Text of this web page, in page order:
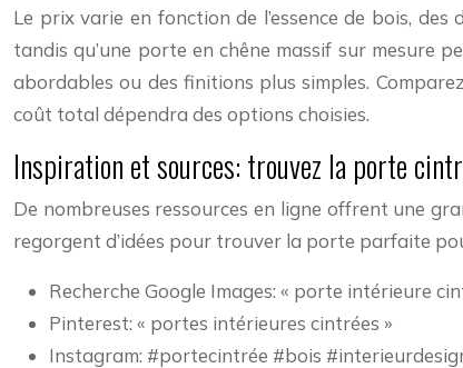
Le prix varie en fonction de l’essence de bois,
tandis qu’une porte en chêne massif sur mesure
abordables ou des finitions plus simples.
coût total dépendra des options choisies.
Inspiration et sources: trouvez la porte
De nombreuses ressources en ligne offrent une
regorgent d’idées pour trouver la porte parfaite
Recherche Google Images: « porte intérieure
Pinterest: « portes intérieures cintrées »
Instagram: #portecintrée #bois